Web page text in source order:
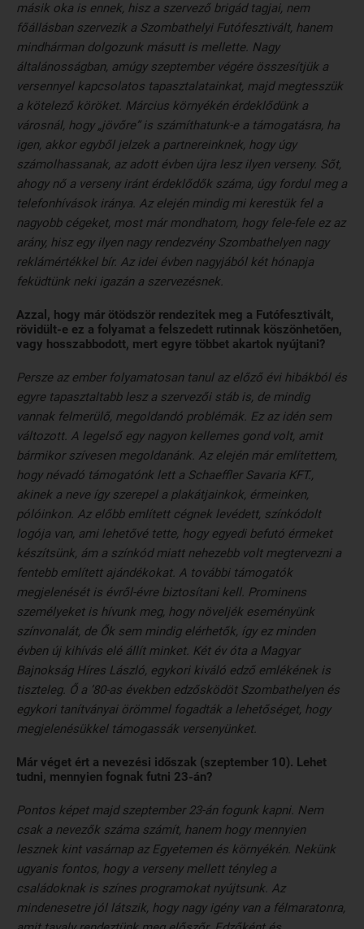
másik oka is ennek, hisz a szervező brigád tagjai, nem
főállásban szervezik a Szombathelyi Futófesztivált, hanem
mindhárman dolgozunk másutt is mellette. Nagy
általánosságban, amúgy szeptember végére összesítjük a
versennyel kapcsolatos tapasztalatainkat, majd megtesszük
a kötelező köröket. Március környékén érdeklődünk a
városnál, hogy „jövőre” is számíthatunk-e a támogatásra, ha
igen, akkor egyből jelzek a partnereinknek, hogy úgy
számolhassanak, az adott évben újra lesz ilyen verseny. Sőt,
ahogy nő a verseny iránt érdeklődők száma, úgy fordul meg a
telefonhívások iránya. Az elején mindig mi kerestük fel a
nagyobb cégeket, most már mondhatom, hogy fele-fele ez az
arány, hisz egy ilyen nagy rendezvény Szombathelyen nagy
reklámértékkel bír. Az idei évben nagyjából két hónapja
feküdtünk neki igazán a szervezésnek.
Azzal, hogy már ötödször rendezitek meg a Futófesztivált,
rövidült-e ez a folyamat a felszedett rutinnak köszönhetően,
vagy hosszabbodott, mert egyre többet akartok nyújtani?
Persze az ember folyamatosan tanul az előző évi hibákból és
egyre tapasztaltabb lesz a szervezői stáb is, de mindig
vannak felmerülő, megoldandó problémák. Ez az idén sem
változott. A legelső egy nagyon kellemes gond volt, amit
bármikor szívesen megoldanánk. Az elején már említettem,
hogy névadó támogatónk lett a Schaeffler Savaria KFT.,
akinek a neve így szerepel a plakátjainkok, érmeinken,
pólóinkon. Az előbb említett cégnek levédett, színkódolt
logója van, ami lehetővé tette, hogy egyedi befutó érmeket
készítsünk, ám a színkód miatt nehezebb volt megtervezni a
fentebb említett ajándékokat. A további támogatók
megjelenését is évről-évre biztosítani kell. Prominens
személyeket is hívunk meg, hogy növeljék eseményünk
színvonalát, de Ők sem mindig elérhetők, így ez minden
évben új kihívás elé állít minket. Két év óta a Magyar
Bajnokság Híres László, egykori kiváló edző emlékének is
tiszteleg. Ő a ’80-as években edzősködöt Szombathelyen és
egykori tanítványai örömmel fogadták a lehetőséget, hogy
megjelenésükkel támogassák versenyünket.
Már véget ért a nevezési időszak (szeptember 10). Lehet
tudni, mennyien fognak futni 23-án?
Pontos képet majd szeptember 23-án fogunk kapni. Nem
csak a nevezők száma számít, hanem hogy mennyien
lesznek kint vasárnap az Egyetemen és környékén. Nekünk
ugyanis fontos, hogy a verseny mellett tényleg a
családoknak is színes programokat nyújtsunk. Az
mindenesetre jól látszik, hogy nagy igény van a félmaratonra,